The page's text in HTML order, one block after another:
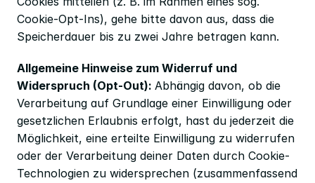
Cookie-Opt-Ins), gehe bitte davon aus, dass die
Speicherdauer bis zu zwei Jahre betragen kann.
Allgemeine Hinweise zum Widerruf und
Widerspruch (Opt-Out): Abhängig davon, ob die
Verarbeitung auf Grundlage einer Einwilligung oder
gesetzlichen Erlaubnis erfolgt, hast du jederzeit die
Möglichkeit, eine erteilte Einwilligung zu widerrufen
oder der Verarbeitung deiner Daten durch Cookie-
Technologien zu widersprechen (zusammenfassend